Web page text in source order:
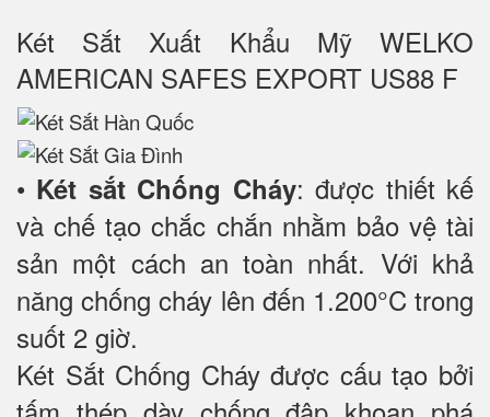
Két Sắt Xuất Khẩu Mỹ WELKO
AMERICAN SAFES EXPORT US88 F
• Két sắt Chống Cháy: được thiết kế
và chế tạo chắc chắn nhằm bảo vệ tài
sản một cách an toàn nhất. Với khả
năng chống cháy lên đến 1.200°C trong
suốt 2 giờ.
Két Sắt Chống Cháy được cấu tạo bởi